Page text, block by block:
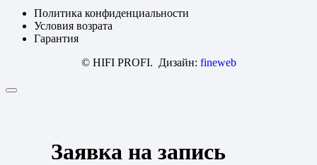
Политика конфиденциальности
Условия возрата
Гарантия
© HIFI PROFI. Дизайн: fineweb
Заявка на запись